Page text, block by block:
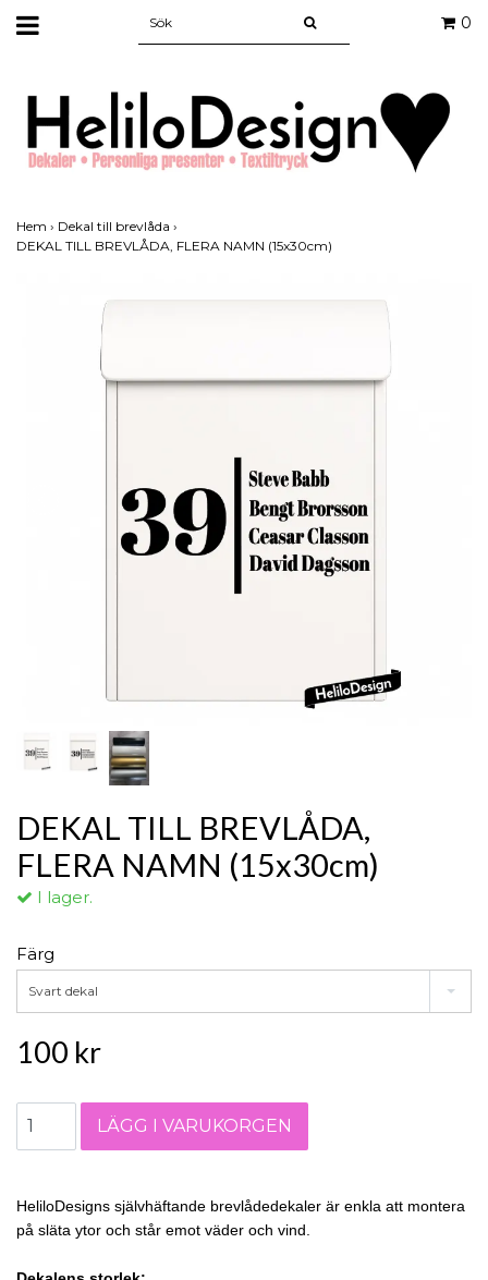
0
Hem › Dekal till brevlåda ›
DEKAL TILL BREVLÅDA, FLERA NAMN (15x30cm)
DEKAL TILL BREVLÅDA,
FLERA NAMN (15x30cm)
I lager.
Färg
Svart dekal
100 kr
HeliloDesigns självhäftande brevlådedekaler är enkla att montera
på släta ytor och står emot väder och vind.